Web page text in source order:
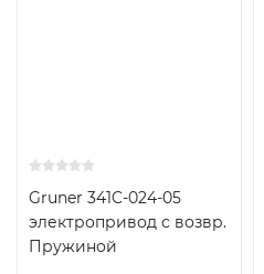
Gruner 341C-024-05
электропривод с возвр.
Пружиной